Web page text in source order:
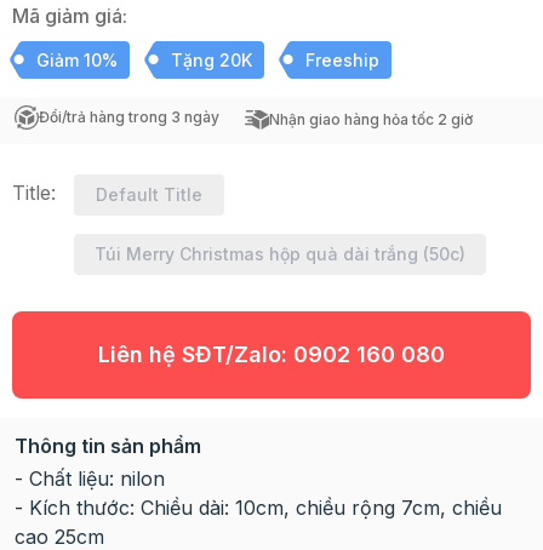
Mã giảm giá:
Giảm 10% Tặng 20K Freeship
Đổi/trả hàng trong 3 ngày Nhận giao hàng hỏa tốc 2 giờ
Title: Default Title
Túi Merry Christmas hộp quà dài trắng (50c)
Liên hệ SĐT/Zalo: 0902 160 080
Thông tin sản phẩm
- Chất liệu: nilon
- Kích thước: Chiều dài: 10cm, chiều rộng 7cm, chiều
cao 25cm